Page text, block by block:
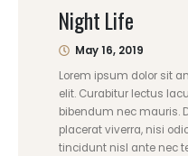
Night Life
May 16, 2019
Lorem ipsum dolor sit
elit. Curabitur lectus
bibendum nec mauris.
placerat viverra, nisi
tincidunt nisl ante nec